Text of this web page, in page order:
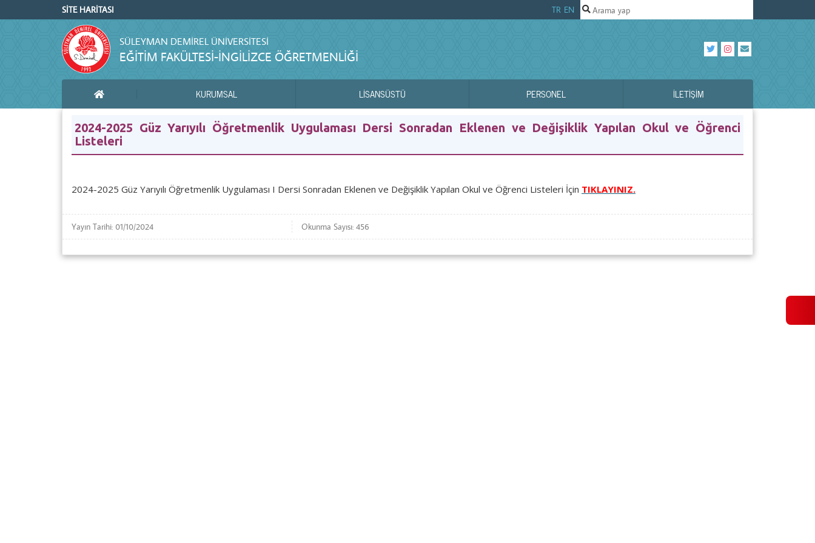
SİTE HARİTASI TR EN
SÜLEYMAN DEMIREL ÜNIVERSITESI
EĞITIM FAKÜLTESI-İNGILIZCE ÖĞRETMENLIĞI
KURUMSAL LİSANSÜSTÜ PERSONEL İLETIŞIM
2024-2025 Güz Yarıyılı Öğretmenlik Uygulaması Dersi Sonradan Eklenen ve Değişiklik Yapılan Okul ve Öğrenci
Listeleri
2024-2025 Güz Yarıyılı Öğretmenlik Uygulaması I Dersi Sonradan Eklenen ve Değişiklik Yapılan Okul ve Öğrenci Listeleri İçin TIKLAYINIZ.
Yayın Tarihi: 01/10/2024 Okunma Sayısı: 456